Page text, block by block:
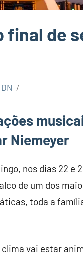
final de
Niemeyer
nos dias 22 e
de um dos
toda a
vai estar